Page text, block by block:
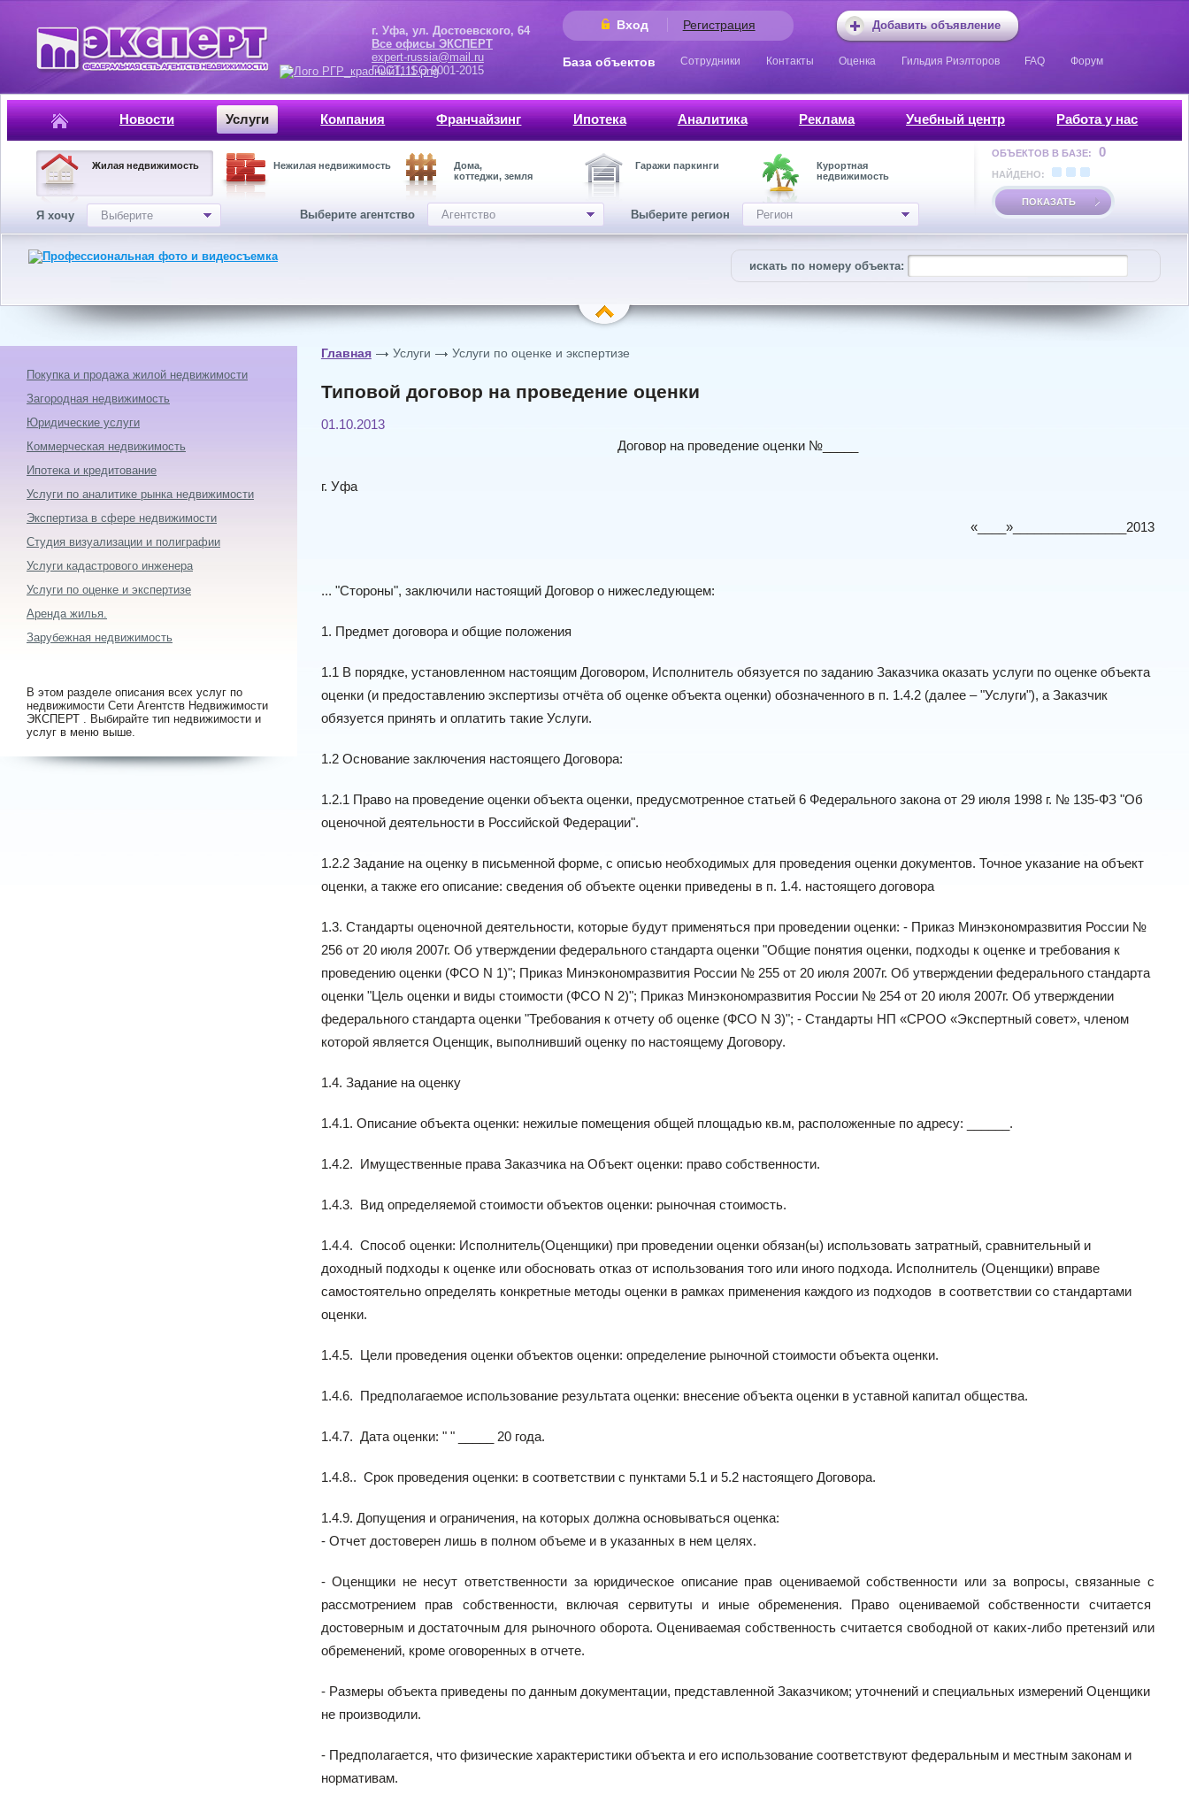
Добавить объявление
Вход Регистрация
г. Уфа, ул. Достоевского, 64
Все офисы ЭКСПЕРТ
expert-russia@mail.ru
ГОСТ, ISO 9001-2015
База объектов Сотрудники Контакты Оценка Гильдия Риэлторов FAQ Форум
Новости Услуги Компания Франчайзинг Ипотека Аналитика Реклама Учебный центр Работа у нас
Жилая недвижимость Нежилая недвижимость
Дома,
коттеджи, земля
Гаражи паркинги
Курортная
недвижимость
Я хочу Выберите Выберите агентство Агентство Выберите регион Регион
ОБЪЕКТОВ В БАЗЕ: 0
НАЙДЕНО:
ПОКАЗАТЬ
искать по номеру объекта:
Главная Услуги Услуги по оценке и экспертизе
Типовой договор на проведение оценки
01.10.2013
Договор на проведение оценки №_____
г. Уфа
«____»________________2013
... "Стороны", заключили настоящий Договор о нижеследующем:
1. Предмет договора и общие положения
1.1 В порядке, установленном настоящим Договором, Исполнитель обязуется по заданию Заказчика оказать услуги по оценке объекта
оценки (и предоставлению экспертизы отчёта об оценке объекта оценки) обозначенного в п. 1.4.2 (далее – "Услуги"), а Заказчик
обязуется принять и оплатить такие Услуги.
1.2 Основание заключения настоящего Договора:
1.2.1 Право на проведение оценки объекта оценки, предусмотренное статьей 6 Федерального закона от 29 июля 1998 г. № 135-ФЗ "Об
оценочной деятельности в Российской Федерации".
1.2.2 Задание на оценку в письменной форме, с описью необходимых для проведения оценки документов. Точное указание на объект
оценки, а также его описание: сведения об объекте оценки приведены в п. 1.4. настоящего договора
1.3. Стандарты оценочной деятельности, которые будут применяться при проведении оценки: - Приказ Минэкономразвития России №
256 от 20 июля 2007г. Об утверждении федерального стандарта оценки "Общие понятия оценки, подходы к оценке и требования к
проведению оценки (ФСО N 1)"; Приказ Минэкономразвития России № 255 от 20 июля 2007г. Об утверждении федерального стандарта
оценки "Цель оценки и виды стоимости (ФСО N 2)"; Приказ Минэкономразвития России № 254 от 20 июля 2007г. Об утверждении
федерального стандарта оценки "Требования к отчету об оценке (ФСО N 3)"; - Стандарты НП «СРОО «Экспертный совет», членом
которой является Оценщик, выполнивший оценку по настоящему Договору.
1.4. Задание на оценку
1.4.1. Описание объекта оценки: нежилые помещения общей площадью кв.м, расположенные по адресу: ______.
1.4.2. Имущественные права Заказчика на Объект оценки: право собственности.
1.4.3. Вид определяемой стоимости объектов оценки: рыночная стоимость.
1.4.4. Способ оценки: Исполнитель(Оценщики) при проведении оценки обязан(ы) использовать затратный, сравнительный и
доходный подходы к оценке или обосновать отказ от использования того или иного подхода. Исполнитель (Оценщики) вправе
самостоятельно определять конкретные методы оценки в рамках применения каждого из подходов в соответствии со стандартами
оценки.
1.4.5. Цели проведения оценки объектов оценки: определение рыночной стоимости объекта оценки.
1.4.6. Предполагаемое использование результата оценки: внесение объекта оценки в уставной капитал общества.
1.4.7. Дата оценки: " " _____ 20 года.
1.4.8.. Срок проведения оценки: в соответствии с пунктами 5.1 и 5.2 настоящего Договора.
1.4.9. Допущения и ограничения, на которых должна основываться оценка:
- Отчет достоверен лишь в полном объеме и в указанных в нем целях.
- Оценщики не несут ответственности за юридическое описание прав оцениваемой собственности или за вопросы, связанные с
рассмотрением прав собственности, включая сервитуты и иные обременения. Право оцениваемой собственности считается
достоверным и достаточным для рыночного оборота. Оцениваемая собственность считается свободной от каких-либо претензий или
обременений, кроме оговоренных в отчете.
- Размеры объекта приведены по данным документации, представленной Заказчиком; уточнений и специальных измерений Оценщики
не производили.
- Предполагается, что физические характеристики объекта и его использование соответствуют федеральным и местным законам и
нормативам.
Покупка и продажа жилой недвижимости
Загородная недвижимость
Юридические услуги
Коммерческая недвижимость
Ипотека и кредитование
Услуги по аналитике рынка недвижимости
Экспертиза в сфере недвижимости
Студия визуализации и полиграфии
Услуги кадастрового инженера
Услуги по оценке и экспертизе
Аренда жилья.
Зарубежная недвижимость
В этом разделе описания всех услуг по
недвижимости Сети Агентств Недвижимости
ЭКСПЕРТ . Выбирайте тип недвижимости и
услуг в меню выше.